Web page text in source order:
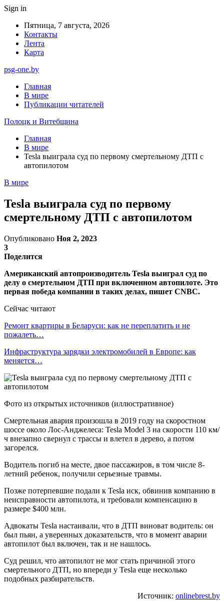
Sign in
Пятница, 7 августа, 2026
Контакты
Лента
Карта
psg-one.by
Главная
В мире
Публикации читателей
Полоцк и Витебщина
Главная
В мире
Tesla выиграла суд по первому смертельному ДТП с
автопилотом
В мире
Tesla выиграла суд по первому
смертельному ДТП с автопилотом
Опубликовано Ноя 2, 2023
3
Поделится
Американский автопроизводитель Tesla выиграл суд по
делу о смертельном ДТП при включенном автопилоте. Это
первая победа компании в таких делах, пишет CNBC.
Сейчас читают
Ремонт квартиры в Беларуси: как не переплатить и не
пожалеть…
Инфраструктура зарядки электромобилей в Европе: как
меняется…
Фото из открытых источников (иллюстративное)
Смертельная авария произошла в 2019 году на скоростном
шоссе около Лос-Анджелеса: Tesla Model 3 на скорости 110 км/
ч внезапно свернул с трассы и влетел в дерево, а потом
загорелся.
Водитель погиб на месте, двое пассажиров, в том числе 8-
летний ребенок, получили серьезные травмы.
Позже потерпевшие подали к Tesla иск, обвинив компанию в
неисправности автопилота, и требовали компенсацию в
размере $400 млн.
Адвокаты Tesla настаивали, что в ДТП виноват водитель: он
был пьян, а уверенных доказательств, что в момент аварии
автопилот был включен, так и не нашлось.
Суд решил, что автопилот не мог стать причиной этого
смертельного ДТП, но впереди у Tesla еще несколько
подобных разбирательств.
Источник: onlinebrest.by